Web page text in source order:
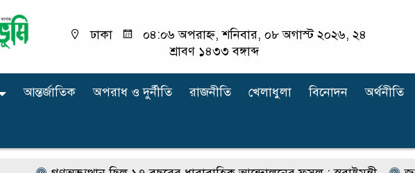
ঢাকা
০৪:০৬ অপরাহ্ন, শনিবার, ০৮ অগাস্ট ২০২৬, ২৪
শ্রাবণ ১৪৩৩ বঙ্গাব্দ
আন্তর্জাতিক অপরাধ ‍ও দুর্নীতি রাজনীতি খেলাধুলা বিনোদন অর্থনীতি